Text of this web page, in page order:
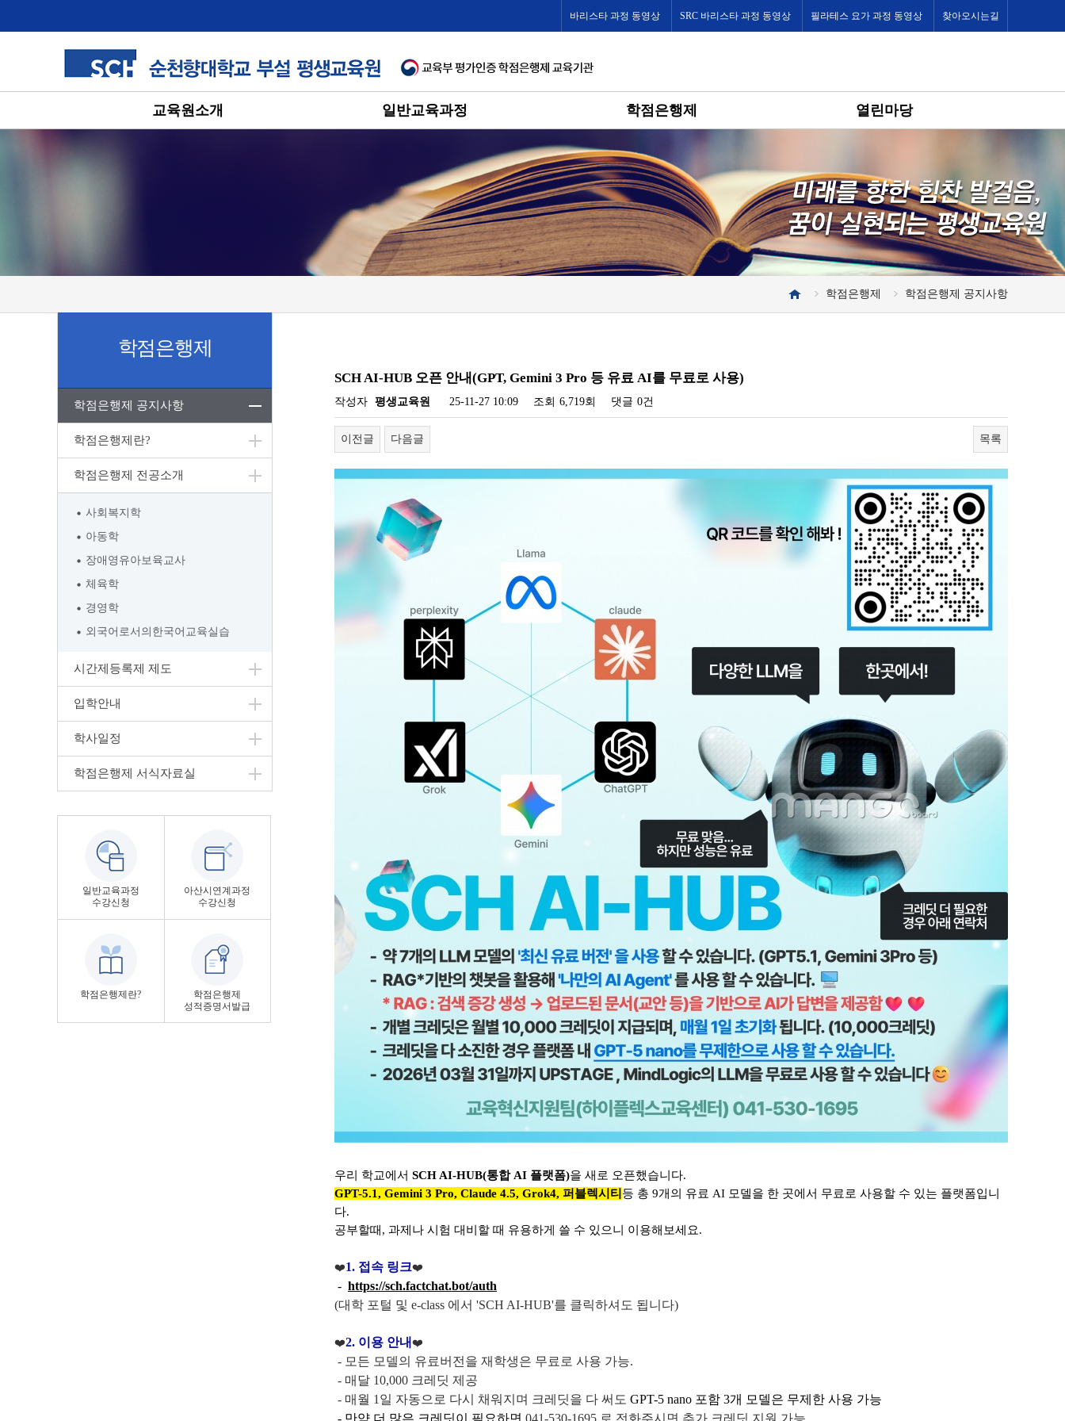
바리스타 과정 동영상 SRC 바리스타 과정 동영상 필라테스 요가 과정 동영상 찾아오시는길
교육원소개 일반교육과정 학점은행제 열린마당
학점은행제 학점은행제 공지사항
학점은행제
학점은행제 공지사항
학점은행제란?
학점은행제 전공소개
사회복지학
아동학
장애영유아보육교사
체육학
경영학
외국어로서의한국어교육실습
시간제등록제 제도
입학안내
학사일정
학점은행제 서식자료실
일반교육과정
수강신청
아산시연계과정
수강신청
학점은행제란?
학점은행제
성적증명서발급
SCH AI-HUB 오픈 안내(GPT, Gemini 3 Pro 등 유료 AI를 무료로 사용)
작성자 평생교육원 25-11-27 10:09 조회 6,719회 댓글 0건
이전글 다음글 목록
우리 학교에서 SCH AI-HUB(통합 AI 플랫폼)을 새로 오픈했습니다.
GPT-5.1, Gemini 3 Pro, Claude 4.5, Grok4, 퍼블렉시티 등 총 9개의 유료 AI 모델을 한 곳에서 무료로 사용할 수 있는 플랫폼입니
다.
공부할때, 과제나 시험 대비할 때 유용하게 쓸 수 있으니 이용해보세요.
❤️1. 접속 링크❤️
- https://sch.factchat.bot/auth
(대학 포털 및 e-class 에서 'SCH AI-HUB'를 클릭하셔도 됩니다)
❤️2. 이용 안내 ❤️
- 모든 모델의 유료버전을 재학생은 무료로 사용 가능.
- 매달 10,000 크레딧 제공
- 매월 1일 자동으로 다시 채워지며 크레딧을 다 써도 GPT-5 nano 포함 3개 모델은 무제한 사용 가능
- 만약 더 많은 크레딧이 필요하면 041-530-1695 로 전화주시면 추가 크레딧 지원 가능